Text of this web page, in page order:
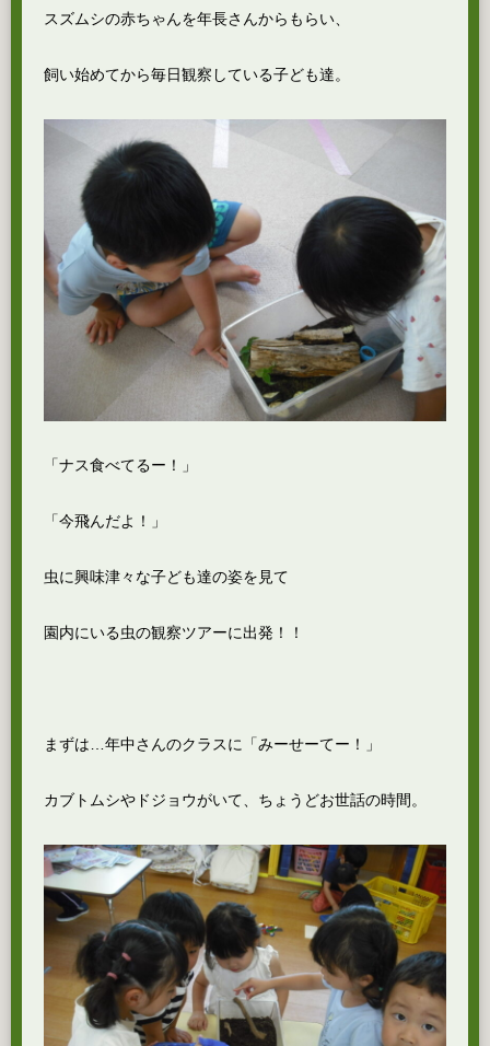
スズムシの赤ちゃんを年長さんからもらい、
飼い始めてから毎日観察している子ども達。
「ナス食べてるー！」
「今飛んだよ！」
虫に興味津々な子ども達の姿を見て
園内にいる虫の観察ツアーに出発！！
まずは…年中さんのクラスに「みーせーてー！」
カブトムシやドジョウがいて、ちょうどお世話の時間。